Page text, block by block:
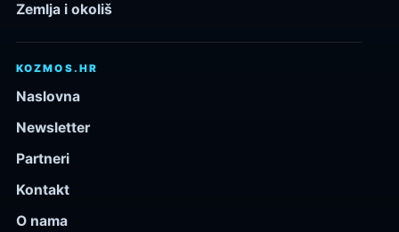
Zemlja i okoliš
KOZMOS.HR
Naslovna
Newsletter
Partneri
Kontakt
O nama